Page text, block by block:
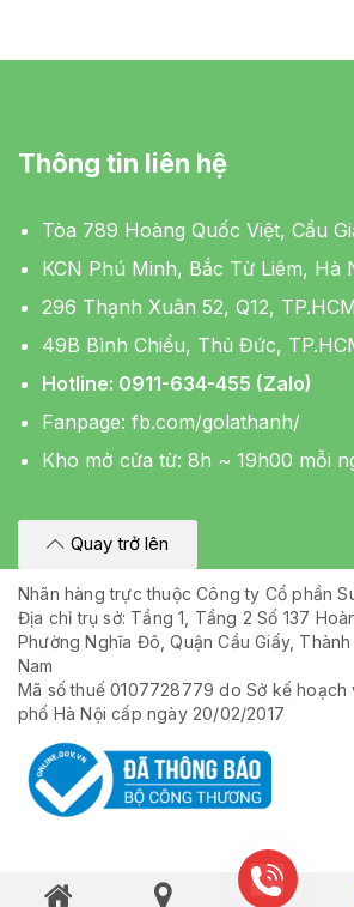
Thông tin liên hệ
Tòa 789 Hoàng Quốc Việt, Cầu
KCN Phú Minh, Bắc Từ Liêm, Hà
296 Thạnh Xuân 52, Q12, TP.HCM
49B Bình Chiểu, Thủ Đức,
Hotline: 0911-634-455 (Zalo)
Fanpage: fb.com/golathanh/
Kho mở cửa từ: 8h ~ 19h00 mỗi
Quay trở lên
Nhãn hàng trực thuộc Công ty Cổ phần
Địa chỉ trụ sở: Tầng 1, Tầng 2 Số 137
Phường Nghĩa Đô, Quận Cầu Giấy,
Nam
Mã số thuế 0107728779 do Sở kế hoạch
phố Hà Nội cấp ngày 20/02/2017